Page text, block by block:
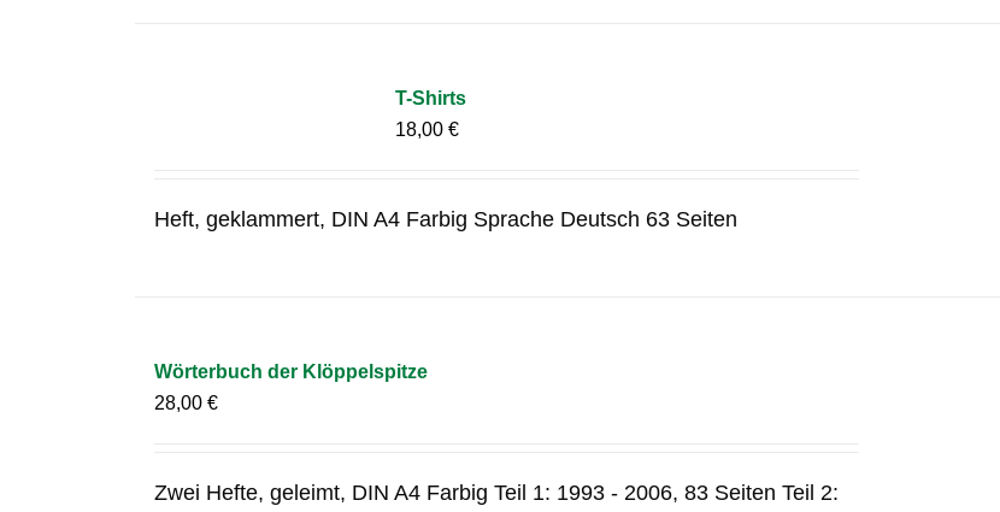
T-Shirts
18,00€
Heft, geklammert, DIN A4 Farbig Sprache Deutsch 63 Seiten
Wörterbuch der Klöppelspitze
28,00€
Zwei Hefte, geleimt, DIN A4 Farbig Teil 1: 1993 - 2006, 83 Seiten Teil 2: